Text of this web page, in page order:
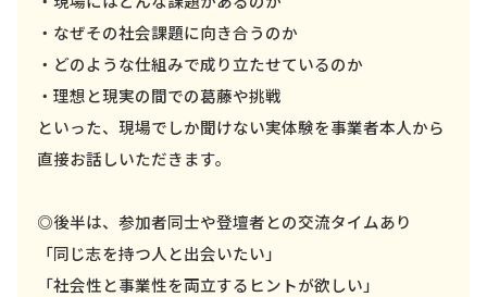
・なぜその社会課題に向き合うのか
・どのような仕組みで成り立たせているのか
・理想と現実の間での葛藤や挑戦
といった、現場でしか聞けない実体験を事業者本人から
直接お話しいただきます。
◎後半は、参加者同士や登壇者との交流タイムあり
「同じ志を持つ人と出会いたい」
「社会性と事業性を両立するヒントが欲しい」